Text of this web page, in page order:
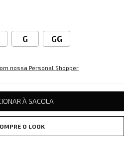
G GG
nossa Personal Shopper
À SACOLA
O LOOK